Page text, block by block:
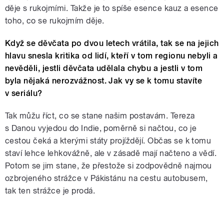
děje s rukojmími. Takže je to spíše esence kauz a esence
toho, co se rukojmím děje.
Když se děvčata po dvou letech vrátila, tak se na jejich
hlavu snesla kritika od lidí, kteří v tom regionu nebyli a
nevěděli, jestli děvčata udělala chybu a jestli v tom
byla nějaká nerozvážnost. Jak vy se k tomu stavíte
v seriálu?
Tak můžu říct, co se stane našim postavám. Tereza
s Danou vyjedou do Indie, poměrně si načtou, co je
cestou čeká a kterými státy projíždějí. Občas se k tomu
staví lehce lehkovážně, ale v zásadě mají načteno a vědí.
Potom se jim stane, že přestože si zodpovědně najmou
ozbrojeného strážce v Pákistánu na cestu autobusem,
tak ten strážce je prodá.